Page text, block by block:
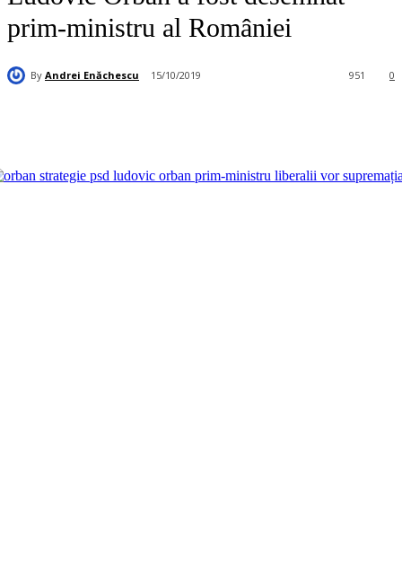
prim-ministru al României
By Andrei Enăchescu 15/10/2019 0
951